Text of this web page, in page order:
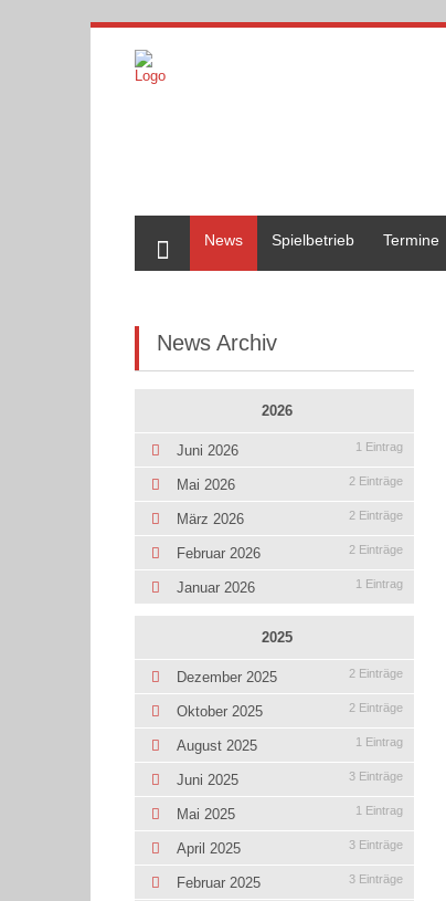
News
Spielbetrieb Termine
News Archiv
2026
Juni 2026 1 Eintrag
Mai 2026 2 Einträge
März 2026 2 Einträge
Februar 2026 2 Einträge
Januar 2026 1 Eintrag
2025
Dezember 2025 2 Einträge
Oktober 2025 2 Einträge
August 2025 1 Eintrag
Juni 2025 3 Einträge
Mai 2025 1 Eintrag
April 2025 3 Einträge
Februar 2025 3 Einträge